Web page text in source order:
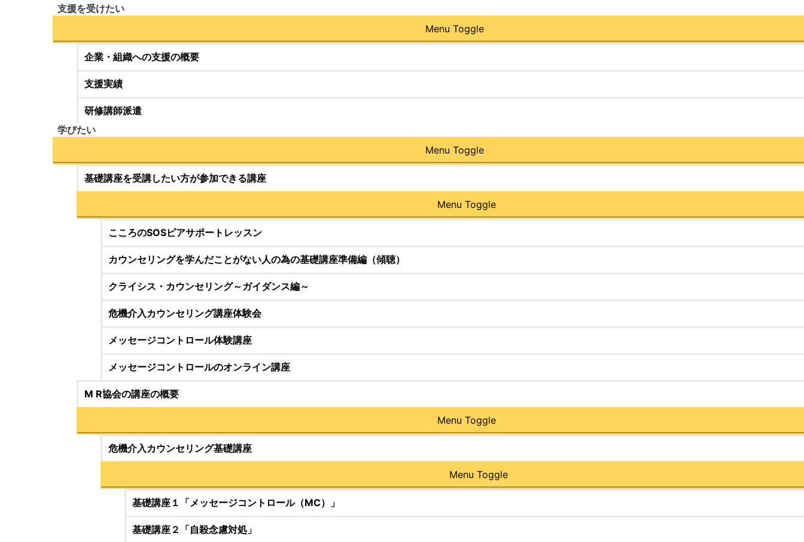
支援を受けたい
Menu Toggle
企業・組織への支援の概要
支援実績
研修講師派遣
学びたい
Menu Toggle
基礎講座を受講したい方が参加できる講座
Menu Toggle
こころのSOSピアサポートレッスン
カウンセリングを学んだことがない人の為の基礎講座準備編（傾聴）
クライシス・カウンセリング～ガイダンス編～
危機介入カウンセリング講座体験会
メッセージコントロール体験講座
メッセージコントロールのオンライン講座
M R協会の講座の概要
Menu Toggle
危機介入カウンセリング基礎講座
Menu Toggle
基礎講座１「メッセージコントロール（MC）」
基礎講座２「自殺念慮対処」